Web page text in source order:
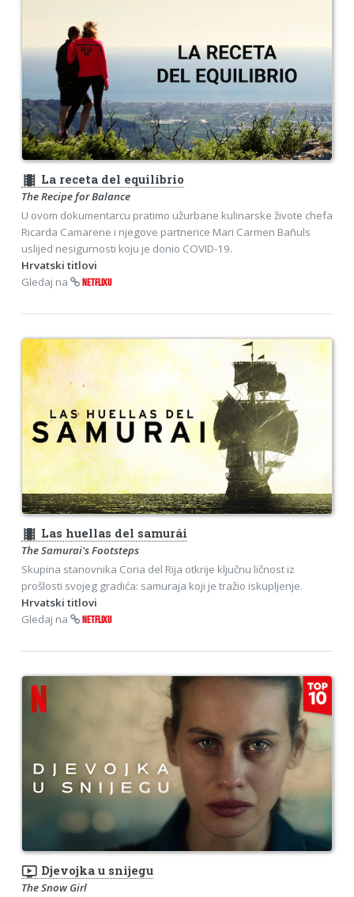
theaters La receta del equilibrio
The Recipe for Balance
U ovom dokumentarcu pratimo užurbane kulinarske živote chefa
Ricarda Camarene i njegove partnerice Mari Carmen Bañuls
uslijed nesigurnosti koju je donio COVID-19.
Hrvatski titlovi
Gledaj na
NETFLIXU
theaters Las huellas del samurái
The Samurai's Footsteps
Skupina stanovnika Coria del Rija otkrije ključnu ličnost iz
prošlosti svojeg gradića: samuraja koji je tražio iskupljenje.
Hrvatski titlovi
Gledaj na
NETFLIXU
ondemand_video Djevojka u snijegu
The Snow Girl